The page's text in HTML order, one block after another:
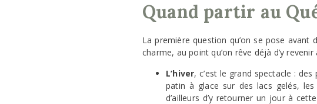
Quand partir au
La première question qu’on se pose avant
charme, au point qu’on rêve déjà d’y revenir
L’hiver, c’est le grand spectacle :
patin à glace sur des lacs gelés,
d’ailleurs d’y retourner un jour à